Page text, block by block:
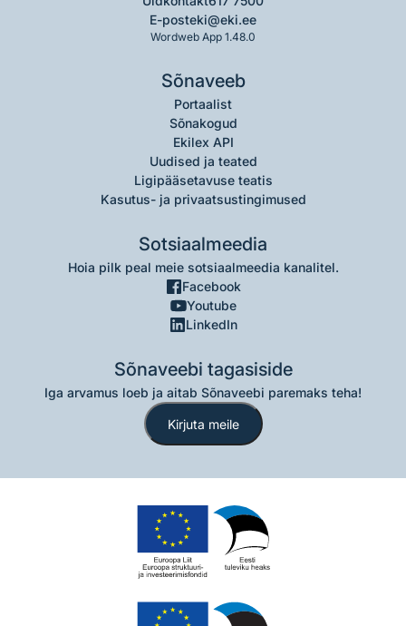
E-posteki@eki.ee
Wordweb App 1.48.0
Sõnaveeb
Portaalist
Sõnakogud
Ekilex API
Uudised ja teated
Ligipääsetavuse teatis
Kasutus- ja privaatsustingimused
Sotsiaalmeedia
Hoia pilk peal meie sotsiaalmeedia kanalitel.
Facebook
Youtube
LinkedIn
Sõnaveebi tagasiside
Iga arvamus loeb ja aitab Sõnaveebi paremaks teha!
Kirjuta meile